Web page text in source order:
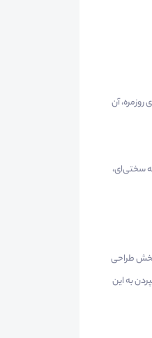
آن
سختی‌ای،
طراحی
به این